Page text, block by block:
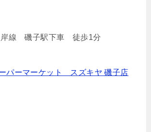
岸線 磯子駅下車 徒歩1分
パーマーケット スズキヤ 磯子店